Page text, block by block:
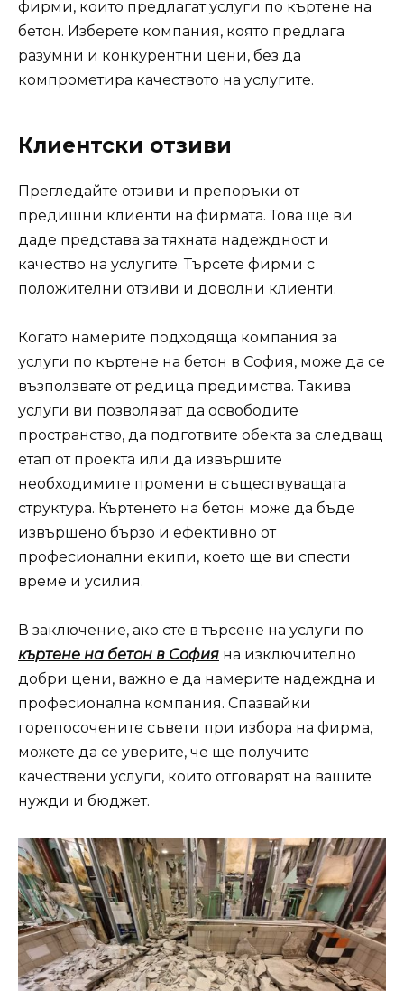
фирми, които предлагат услуги по къртене на
бетон. Изберете компания, която предлага
разумни и конкурентни цени, без да
компрометира качеството на услугите.
Клиентски отзиви
Прегледайте отзиви и препоръки от
предишни клиенти на фирмата. Това ще ви
даде представа за тяхната надеждност и
качество на услугите. Търсете фирми с
положителни отзиви и доволни клиенти.
Когато намерите подходяща компания за
услуги по къртене на бетон в София, може да се
възползвате от редица предимства. Такива
услуги ви позволяват да освободите
пространство, да подготвите обекта за следващ
етап от проекта или да извършите
необходимите промени в съществуващата
структура. Къртенето на бетон може да бъде
извършено бързо и ефективно от
професионални екипи, което ще ви спести
време и усилия.
В заключение, ако сте в търсене на услуги по
къртене на бетон в София на изключително
добри цени, важно е да намерите надеждна и
професионална компания. Спазвайки
горепосочените съвети при избора на фирма,
можете да се уверите, че ще получите
качествени услуги, които отговарят на вашите
нужди и бюджет.